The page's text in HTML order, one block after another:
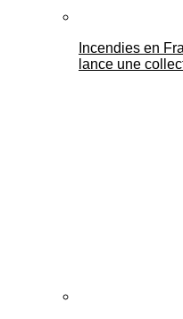
Incendies en
lance une